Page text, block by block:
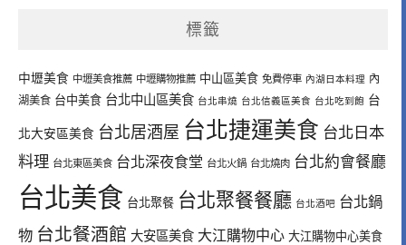
標籤
中壢美食 中壢美食推薦 中壢購物推薦 中山區美食 免費停車 內湖日本料理 內
湖美食 台中美食 台北中山區美食 台北串燒 台北信義區美食 台北吃到飽 台
北大安區美食 台北居酒屋 台北捷運美食 台北日本
料理 台北東區美食 台北深夜食堂 台北火鍋 台北燒肉 台北約會餐廳
台北美食 台北聚餐 台北聚餐餐廳 台北酒吧 台北鍋
物 台北餐酒館 大安區美食 大江購物中心 大江購物中心美食